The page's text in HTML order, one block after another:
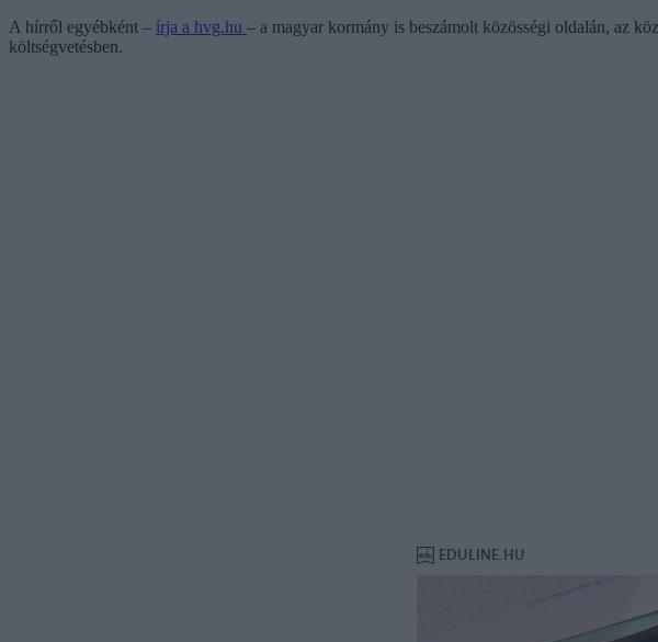
A hírről egyébként – írja a hvg.hu – a magyar kormány is beszámolt közösségi oldalán, az
költségvetésben.